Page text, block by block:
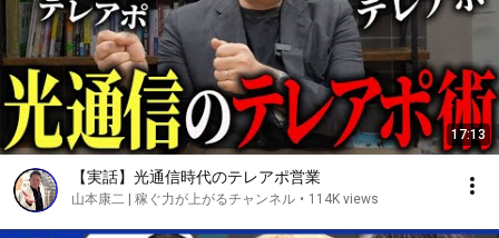
17:13
【実話】光通信時代のテレアポ営業
山本康二 | 稼ぐ力が上がるチャンネル • 114K views